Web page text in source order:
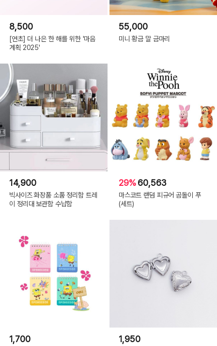
8,500
[연초] 더 나은 한 해를 위한 '마음
계획 2025'
55,000
미니 황금 말 금마리
14,900
빅사이즈 화장품 소품 정리함 트레
이 정리대 보관함 수납함
29%60,563
마스코트 랜덤 피규어 곰돌이 푸
(세트)
1,700 1,950